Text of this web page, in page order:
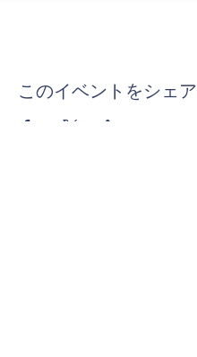
このイベントをシェア